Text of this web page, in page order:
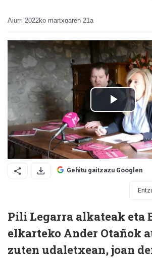
Aiurri 2022ko martxoaren 21a
Gehitu gaitzazu Googlen
Pili Legarra alkateak eta
elkarteko Ander Otañok
zuten udaletxean, joan